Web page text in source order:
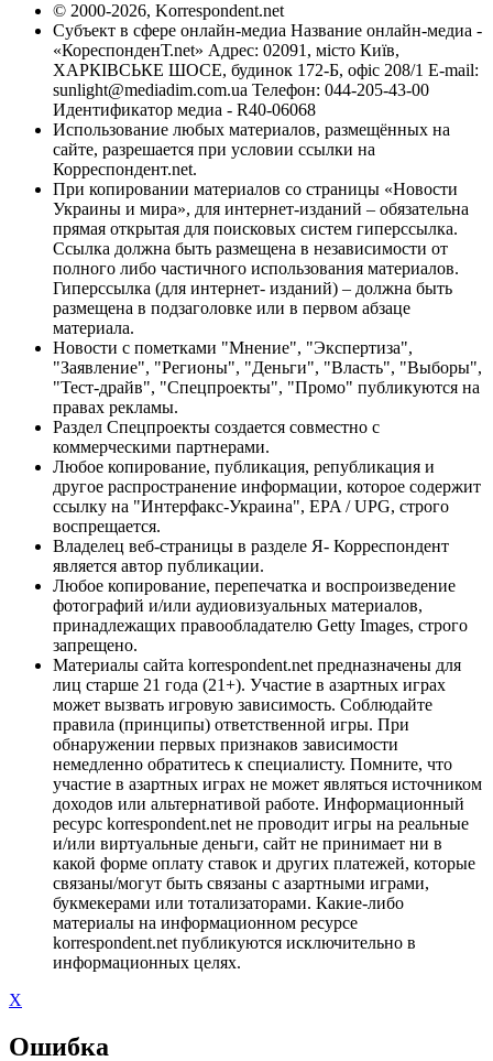
© 2000-2026, Korrespondent.net
Субъект в сфере онлайн-медиа Название онлайн-медиа -
«КореспонденТ.net» Адрес: 02091, місто Київ,
ХАРКІВСЬКЕ ШОСЕ, будинок 172-Б, офіс 208/1 E-mail:
sunlight@mediadim.com.ua Телефон: 044-205-43-00
Идентификатор медиа - R40-06068
Использование любых материалов, размещённых на
сайте, разрешается при условии ссылки на
Корреспондент.net.
При копировании материалов со страницы «Новости
Украины и мира», для интернет-изданий – обязательна
прямая открытая для поисковых систем гиперссылка.
Ссылка должна быть размещена в независимости от
полного либо частичного использования материалов.
Гиперссылка (для интернет- изданий) – должна быть
размещена в подзаголовке или в первом абзаце
материала.
Новости с пометками "Мнение", "Экспертиза",
"Заявление", "Регионы", "Деньги", "Власть", "Выборы",
"Тест-драйв", "Спецпроекты", "Промо" публикуются на
правах рекламы.
Раздел Спецпроекты создается совместно с
коммерческими партнерами.
Любое копирование, публикация, републикация и
другое распространение информации, которое содержит
ссылку на "Интерфакс-Украина", EPA / UPG, строго
воспрещается.
Владелец веб-страницы в разделе Я- Корреспондент
является автор публикации.
Любое копирование, перепечатка и воспроизведение
фотографий и/или аудиовизуальных материалов,
принадлежащих правообладателю Getty Images, строго
запрещено.
Материалы сайта korrespondent.net предназначены для
лиц старше 21 года (21+). Участие в азартных играх
может вызвать игровую зависимость. Соблюдайте
правила (принципы) ответственной игры. При
обнаружении первых признаков зависимости
немедленно обратитесь к специалисту. Помните, что
участие в азартных играх не может являться источником
доходов или альтернативой работе. Информационный
ресурс korrespondent.net не проводит игры на реальные
и/или виртуальные деньги, сайт не принимает ни в
какой форме оплату ставок и других платежей, которые
связаны/могут быть связаны с азартными играми,
букмекерами или тотализаторами. Какие-либо
материалы на информационном ресурсе
korrespondent.net публикуются исключительно в
информационных целях.
X
Ошибка